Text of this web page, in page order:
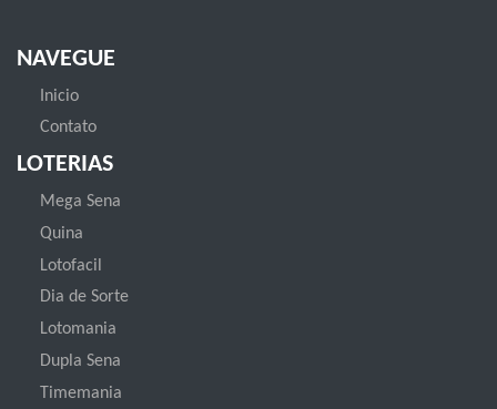
NAVEGUE
Inicio
Contato
LOTERIAS
Mega Sena
Quina
Lotofacil
Dia de Sorte
Lotomania
Dupla Sena
Timemania